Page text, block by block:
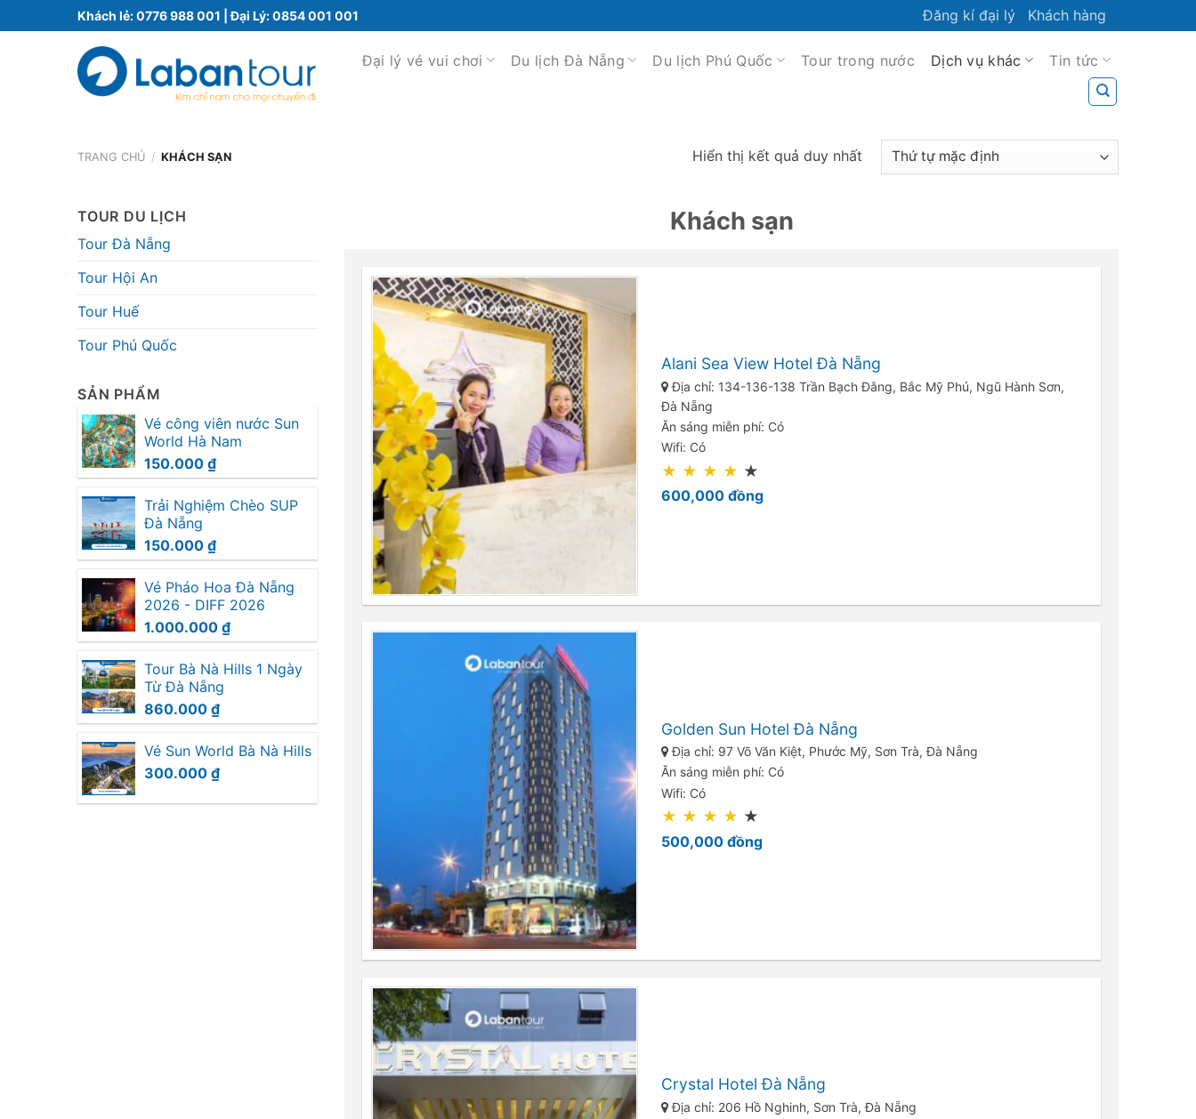
qua
Khách lẻ:0776 988 001 | Đại Lý:0854 001 001 Đăng kí đại lý Khách hàng
Đại lý vé vui chơi Du lịch Đà Nẵng Du lịch Phú Quốc Tour trong nước Dịch vụ khác Tin tức
TRANG CHỦ / KHÁCH SẠN Hiển thị kết quả duy nhất
TOUR DU LỊCH
Tour Đà Nẵng
Tour Hội An
Tour Huế
Tour Phú Quốc
SẢN PHẨM
Vé công viên nước Sun
World Hà Nam
150.000 ₫
Trải Nghiệm Chèo SUP
Đà Nẵng
150.000 ₫
Vé Pháo Hoa Đà Nẵng
2026 - DIFF 2026
1.000.000 ₫
Tour Bà Nà Hills 1 Ngày
Từ Đà Nẵng
860.000 ₫
Vé Sun World Bà Nà Hills
300.000 ₫
Khách sạn
Alani Sea View Hotel Đà Nẵng
Địa chỉ: 134-136-138 Trần Bạch Đằng, Bắc Mỹ Phú, Ngũ Hành Sơn,
Đà Nẵng
Ăn sáng miễn phí: Có
Wifi: Có
★ ★ ★ ★ ★
600,000 đồng
Golden Sun Hotel Đà Nẵng
Địa chỉ: 97 Võ Văn Kiệt, Phước Mỹ, Sơn Trà, Đà Nẵng
Ăn sáng miễn phí: Có
Wifi: Có
★ ★ ★ ★ ★
500,000 đồng
Crystal Hotel Đà Nẵng
Địa chỉ: 206 Hồ Nghinh, Sơn Trà, Đà Nẵng